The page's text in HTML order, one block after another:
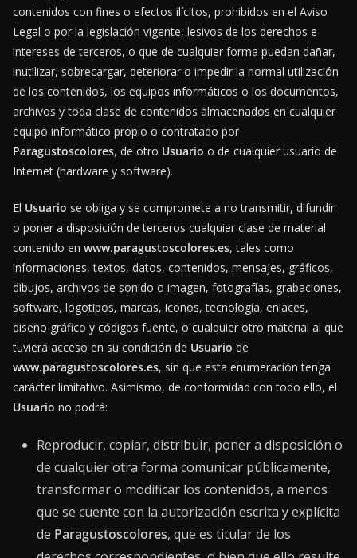
contenidos con fines o efectos ilícitos, prohibidos en el Aviso
Legal o por la legislación vigente, lesivos de los derechos e
intereses de terceros, o que de cualquier forma puedan dañar,
inutilizar, sobrecargar, deteriorar o impedir la normal utilización
de los contenidos, los equipos informáticos o los documentos,
archivos y toda clase de contenidos almacenados en cualquier
equipo informático propio o contratado por
Paragustoscolores, de otro Usuario o de cualquier usuario de
Internet (hardware y software).
El Usuario se obliga y se compromete a no transmitir, difundir
o poner a disposición de terceros cualquier clase de material
contenido en www.paragustoscolores.es, tales como
informaciones, textos, datos, contenidos, mensajes, gráficos,
dibujos, archivos de sonido o imagen, fotografías, grabaciones,
software, logotipos, marcas, iconos, tecnología, enlaces,
diseño gráfico y códigos fuente, o cualquier otro material al que
tuviera acceso en su condición de Usuario de
www.paragustoscolores.es, sin que esta enumeración tenga
carácter limitativo. Asimismo, de conformidad con todo ello, el
Usuario no podrá:
Reproducir, copiar, distribuir, poner a disposición o
de cualquier otra forma comunicar públicamente,
transformar o modificar los contenidos, a menos
que se cuente con la autorización escrita y explícita
de Paragustoscolores, que es titular de los